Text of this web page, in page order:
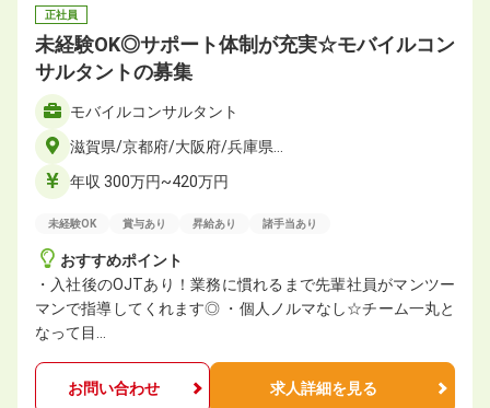
正社員
未経験OK◎サポート体制が充実☆モバイルコン
サルタントの募集
モバイルコンサルタント
滋賀県/京都府/大阪府/兵庫県…
年収 300万円~420万円
未経験OK 賞与あり 昇給あり 諸手当あり
おすすめポイント
・入社後のOJTあり！業務に慣れるまで先輩社員がマンツー
マンで指導してくれます◎ ・個人ノルマなし☆チーム一丸と
なって目…
お問い合わせ 求人詳細を見る